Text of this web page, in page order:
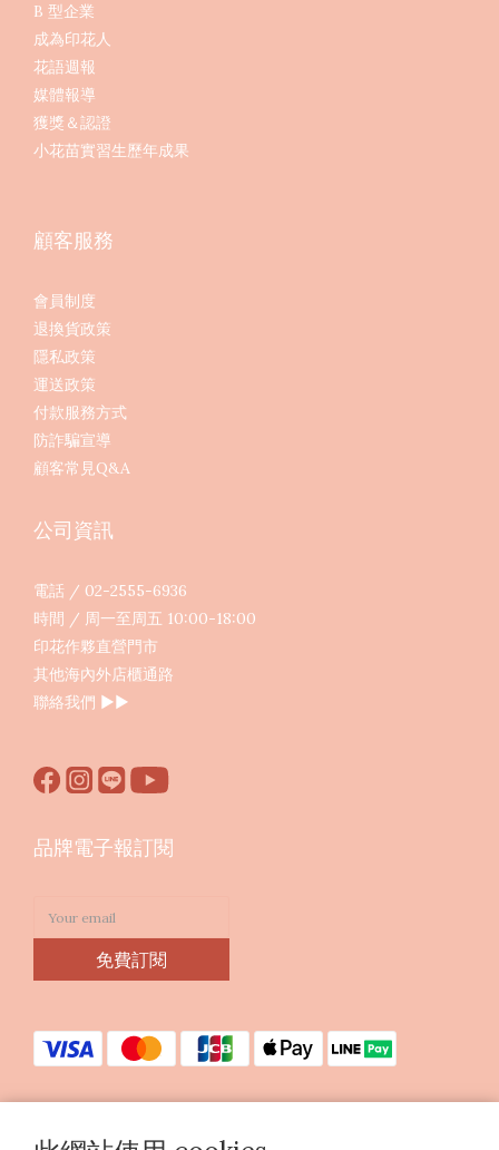
B 型企業
成為印花人
花語週報
媒體報導
獲獎＆認證
小花苗實習生歷年成果
顧客服務
會員制度
退換貨政策
隱私政策
運送政策
付款服務方式
防詐騙宣導
顧客常見Q&A
公司資訊
電話 / 02-2555-6936
時間 / 周一至周五 10:00-18:00
印花作夥直營門市
其他海內外店櫃通路
聯絡我們 ▶︎▶︎
品牌電子報訂閱
免費訂閱